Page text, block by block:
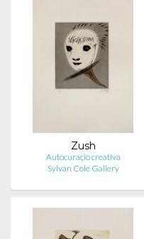
Zush
Autocuraçió creativa
Sylvan Cole Gallery